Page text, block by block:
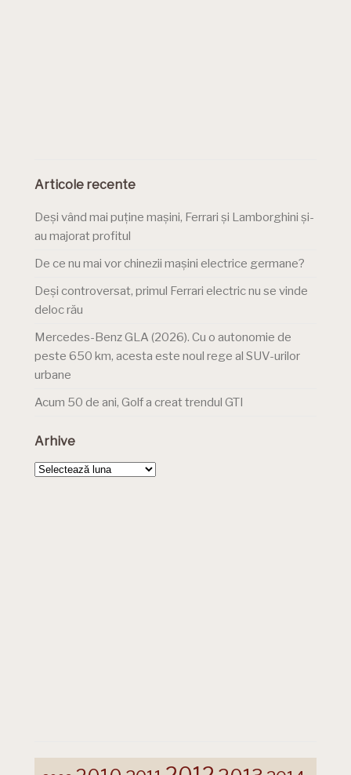
Articole recente
Deși vând mai puține mașini, Ferrari și Lamborghini și-
au majorat profitul
De ce nu mai vor chinezii mașini electrice germane?
Deși controversat, primul Ferrari electric nu se vinde
deloc rău
Mercedes-Benz GLA (2026). Cu o autonomie de
peste 650 km, acesta este noul rege al SUV-urilor
urbane
Acum 50 de ani, Golf a creat trendul GTI
Arhive
Arhive